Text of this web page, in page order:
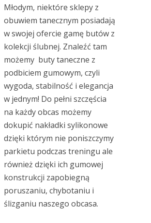
Młodym, niektóre sklepy z
obuwiem tanecznym posiadają
w swojej ofercie gamę butów z
kolekcji ślubnej. Znaleźć tam
możemy buty taneczne z
podbiciem gumowym, czyli
wygoda, stabilność i elegancja
w jednym! Do pełni szczęścia
na każdy obcas możemy
dokupić nakładki sylikonowe
dzięki którym nie poniszczymy
parkietu podczas treningu ale
również dzięki ich gumowej
konstrukcji zapobiegną
poruszaniu, chybotaniu i
ślizganiu naszego obcasa.